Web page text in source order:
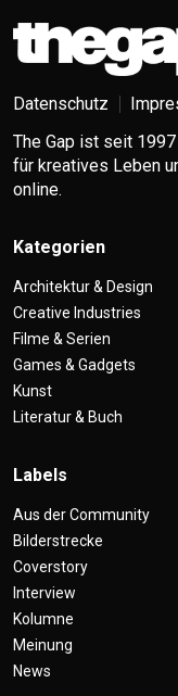
Datenschutz
The Gap ist seit
für kreatives Leben
online.
Kategorien
Architektur & Design
Creative Industries
Filme & Serien
Games & Gadgets
Kunst
Literatur & Buch
Labels
Aus der Community
Bilderstrecke
Coverstory
Interview
Kolumne
Meinung
News